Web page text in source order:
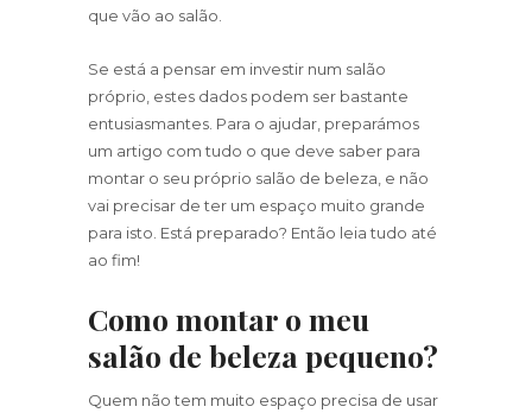
que vão ao salão.
Se está a pensar em investir num salão
próprio, estes dados podem ser bastante
entusiasmantes. Para o ajudar, preparámos
um artigo com tudo o que deve saber para
montar o seu próprio salão de beleza, e não
vai precisar de ter um espaço muito grande
para isto. Está preparado? Então leia tudo até
ao fim!
Como montar o meu
salão de beleza pequeno?
Quem não tem muito espaço precisa de usar